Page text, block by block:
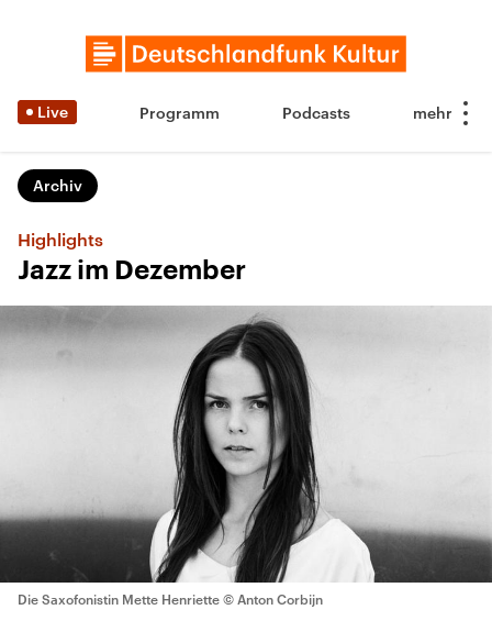
Live Programm Podcasts
Archiv
Highlights
Jazz im Dezember
Die Saxofonistin Mette Henriette © Anton Corbijn